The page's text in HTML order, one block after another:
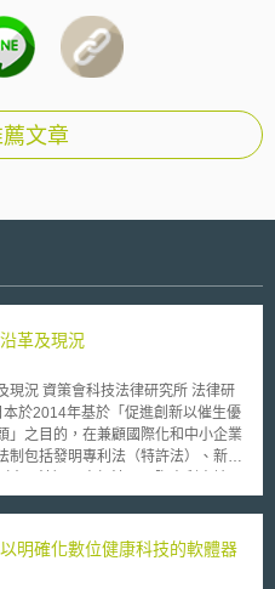
文章
革及現況
法律研
」之目的，在兼顧國際化和中小企業
包括發明專利法（特許法）、新型
而其中專利法的修正重點之一為重新
於專利之運用策略亦為值得我國業
隔超過十年後再次恢復異議程序，
明確化數位健康科技的軟體器